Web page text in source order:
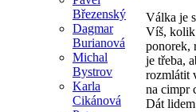
Březenský
Dagmar
Burianová
Michal
Bystrov
Karla
Cikánová
Válka je
Víš, kolik
ponorek,
je třeba,
rozmlátit
na cimpr
Dát